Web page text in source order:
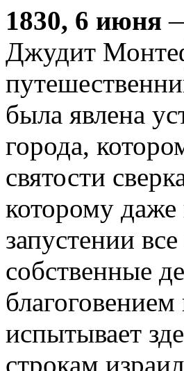
1830, 6 июня
Джудит
была явлена
города,
святости
которому
запустении
собственные
испытывает
строкам